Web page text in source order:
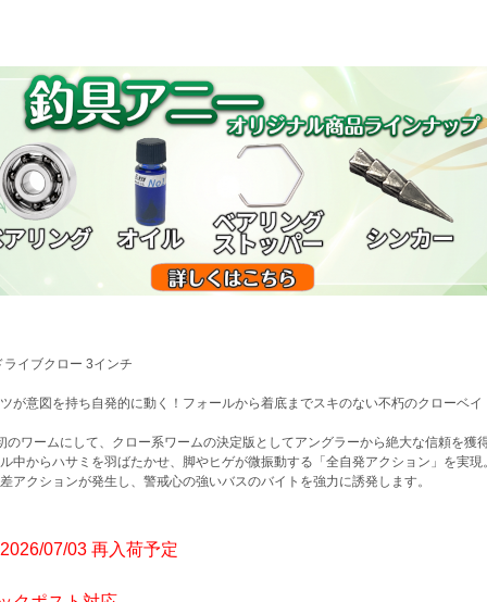
ライブクロー 3インチ
が意図を持ち自発的に動く！フォールから着底までスキのない不朽のクローベイ
のワームにして、クロー系ワームの決定版としてアングラーから絶大な信頼を獲
中からハサミを羽ばたかせ、脚やヒゲが微振動する「全自発アクション」を実
アクションが発生し、警戒心の強いバスのバイトを強力に誘発します。
07/03 再入荷予定